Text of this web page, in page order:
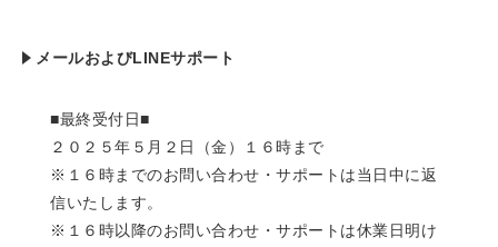
メールおよびLINEサポート
■最終受付日■
２０２５年５月２日（金）１６時まで
※１６時までのお問い合わせ・サポートは当日中に返
信いたします。
※１６時以降のお問い合わせ・サポートは休業日明け